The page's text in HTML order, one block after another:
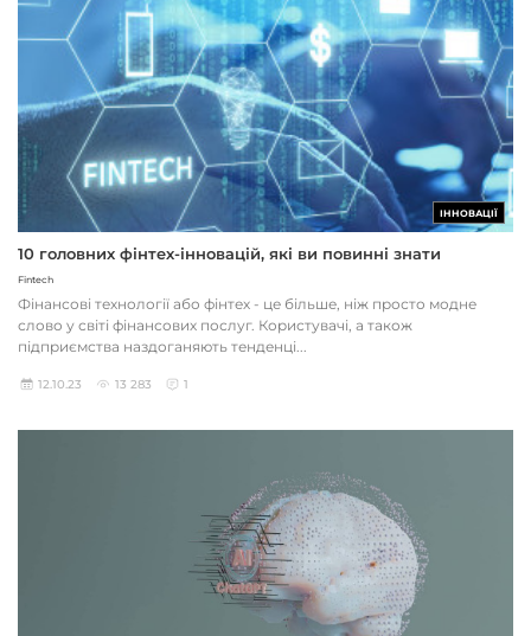
ІННОВАЦІЇ
10 головних фінтех-інновацій, які ви повинні знати
Fintech
Фінансові технології або фінтех - це більше, ніж просто модне
слово у світі фінансових послуг. Користувачі, а також
підприємства наздоганяють тенденці...
12.10.23 13 283 1